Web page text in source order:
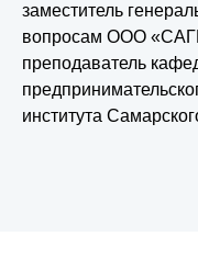
заместитель
вопросам ООО
преподаватель
института